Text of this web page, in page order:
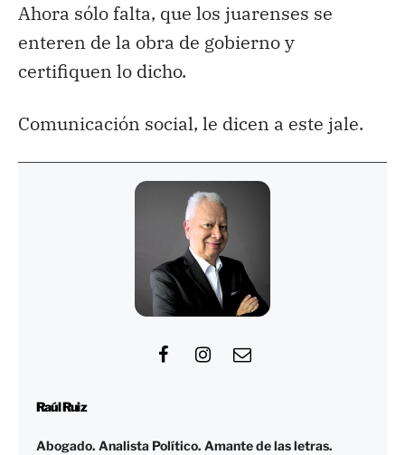
Ahora sólo falta, que los juarenses se
enteren de la obra de gobierno y
certifiquen lo dicho.
Comunicación social, le dicen a este jale.
Raúl Ruiz
Abogado. Analista Político. Amante de las letras.